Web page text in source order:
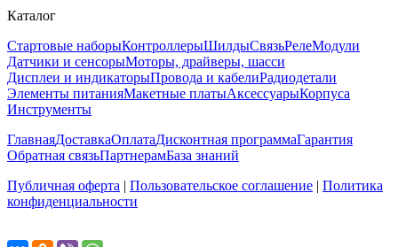
Каталог
Стартовые наборыКонтроллерыШилдыСвязьРелеМодули
Датчики и сенсорыМоторы, драйверы, шасси
Дисплеи и индикаторыПровода и кабелиРадиодетали
Элементы питанияМакетные платыАксессуарыКорпуса
Инструменты
ГлавнаяДоставкаОплатаДисконтная программаГарантия
Обратная связьПартнерамБаза знаний
Публичная оферта | Пользовательское соглашение | Политика
конфиденциальности